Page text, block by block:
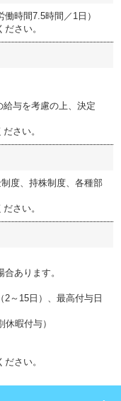
時間7.5時間／1日）
さい。
与を考慮の上、決定
さい。
度、持株制度、各種部
さい。
あります。
～15日）、最高付与日
暇付与）
さい。